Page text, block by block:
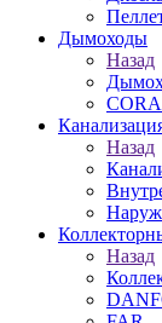
Дымоходы
Назад
Назад
Назад